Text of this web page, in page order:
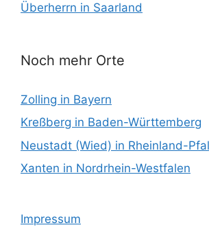
Überherrn in Saarland
Noch mehr Orte
Zolling in Bayern
Kreßberg in Baden-Württemberg
Neustadt (Wied) in Rheinland-
Xanten in Nordrhein-Westfalen
Impressum